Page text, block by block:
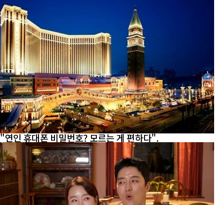
"연인 휴대폰 비밀번호? 모르는 게 편하다".